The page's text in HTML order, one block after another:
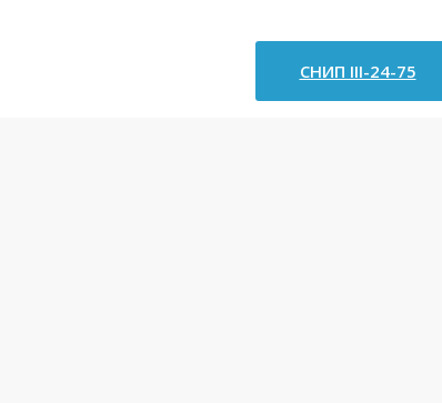
СНИП III-24-75